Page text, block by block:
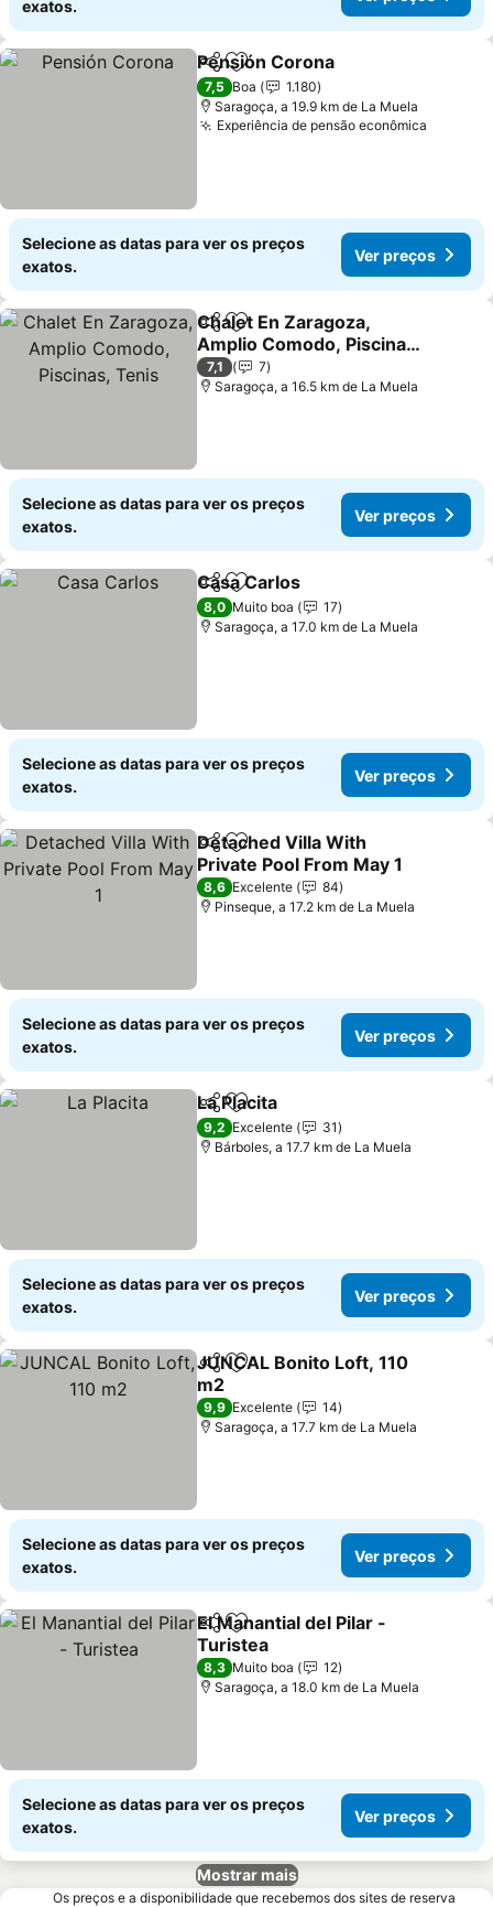
exatos.
PartilharAdicionar aos favoritos
Pensión Corona
7,5 Boa
1.180
Saragoça, a 19.9 km de La Muela
Experiência de pensão econômica
Selecione as datas para ver os preços
exatos.
Ver preços
PartilharAdicionar aos favoritos
Chalet En Zaragoza,
Amplio Comodo, Piscinas,
Tenis
Ver preços
7,1
7
Saragoça, a 16.5 km de La Muela
Selecione as datas para ver os preços
exatos.
Ver preços
PartilharAdicionar aos favoritos
Casa Carlos
8,0 Muito boa
17
Saragoça, a 17.0 km de La Muela
Selecione as datas para ver os preços
exatos.
Ver preços
PartilharAdicionar aos favoritos
Detached Villa With
Private Pool From May 1
Ver preços
8,6 Excelente
84
Pinseque, a 17.2 km de La Muela
Selecione as datas para ver os preços
exatos.
Ver preços
PartilharAdicionar aos favoritos
La Placita
9,2 Excelente
31
Bárboles, a 17.7 km de La Muela
Selecione as datas para ver os preços
exatos.
Ver preços
PartilharAdicionar aos favoritos
JUNCAL Bonito Loft, 110
m2
Ver preços
9,9 Excelente
14
Saragoça, a 17.7 km de La Muela
Selecione as datas para ver os preços
exatos.
Ver preços
PartilharAdicionar aos favoritos
El Manantial del Pilar -
Turistea
Ver preços
8,3 Muito boa
12
Saragoça, a 18.0 km de La Muela
Selecione as datas para ver os preços
exatos.
Ver preços
Mostrar mais
Os preços e a disponibilidade que recebemos dos sites de reserva